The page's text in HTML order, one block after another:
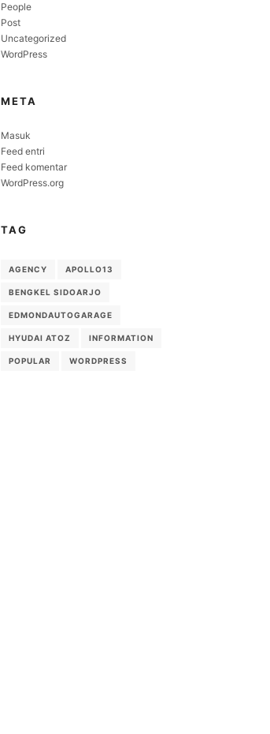
People
Post
Uncategorized
WordPress
META
Masuk
Feed entri
Feed komentar
WordPress.org
TAG
AGENCY APOLLO13
BENGKEL SIDOARJO
EDMONDAUTOGARAGE
HYUDAI ATOZ INFORMATION
POPULAR WORDPRESS